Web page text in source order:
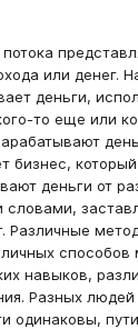
или денег.
деньги,
то еще или
бизнес,
деньги от
словами,
Различные
навыков,
Разных
одинаковы,